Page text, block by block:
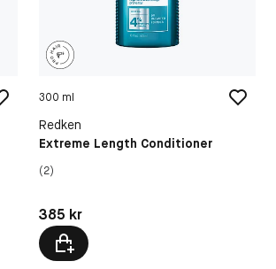
300 ml
Redken
Extreme Length Conditioner
(2)
Pris: 385 kr
385 kr